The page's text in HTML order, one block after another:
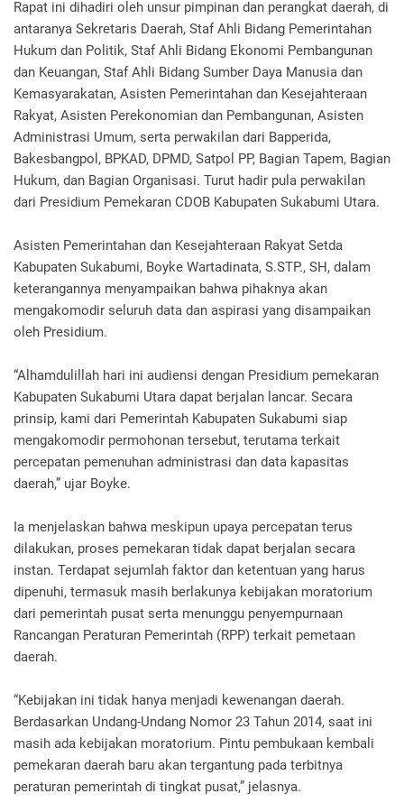
Rapat ini dihadiri oleh unsur pimpinan dan perangkat daerah, di
antaranya Sekretaris Daerah, Staf Ahli Bidang Pemerintahan
Hukum dan Politik, Staf Ahli Bidang Ekonomi Pembangunan
dan Keuangan, Staf Ahli Bidang Sumber Daya Manusia dan
Kemasyarakatan, Asisten Pemerintahan dan Kesejahteraan
Rakyat, Asisten Perekonomian dan Pembangunan, Asisten
Administrasi Umum, serta perwakilan dari Bapperida,
Bakesbangpol, BPKAD, DPMD, Satpol PP, Bagian Tapem, Bagian
Hukum, dan Bagian Organisasi. Turut hadir pula perwakilan
dari Presidium Pemekaran CDOB Kabupaten Sukabumi Utara.
Asisten Pemerintahan dan Kesejahteraan Rakyat Setda
Kabupaten Sukabumi, Boyke Wartadinata, S.STP., SH, dalam
keterangannya menyampaikan bahwa pihaknya akan
mengakomodir seluruh data dan aspirasi yang disampaikan
oleh Presidium.
“Alhamdulillah hari ini audiensi dengan Presidium pemekaran
Kabupaten Sukabumi Utara dapat berjalan lancar. Secara
prinsip, kami dari Pemerintah Kabupaten Sukabumi siap
mengakomodir permohonan tersebut, terutama terkait
percepatan pemenuhan administrasi dan data kapasitas
daerah,” ujar Boyke.
Ia menjelaskan bahwa meskipun upaya percepatan terus
dilakukan, proses pemekaran tidak dapat berjalan secara
instan. Terdapat sejumlah faktor dan ketentuan yang harus
dipenuhi, termasuk masih berlakunya kebijakan moratorium
dari pemerintah pusat serta menunggu penyempurnaan
Rancangan Peraturan Pemerintah (RPP) terkait pemetaan
daerah.
“Kebijakan ini tidak hanya menjadi kewenangan daerah.
Berdasarkan Undang-Undang Nomor 23 Tahun 2014, saat ini
masih ada kebijakan moratorium. Pintu pembukaan kembali
pemekaran daerah baru akan tergantung pada terbitnya
peraturan pemerintah di tingkat pusat,” jelasnya.